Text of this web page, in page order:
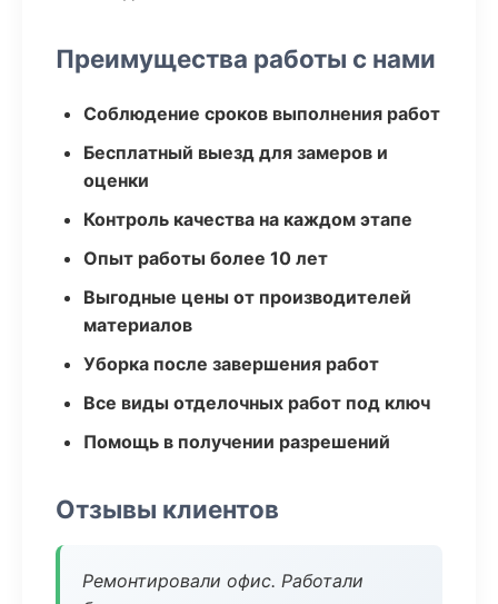
Преимущества работы с нами
Соблюдение сроков выполнения работ
Бесплатный выезд для замеров и
оценки
Контроль качества на каждом этапе
Опыт работы более 10 лет
Выгодные цены от производителей
материалов
Уборка после завершения работ
Все виды отделочных работ под ключ
Помощь в получении разрешений
Отзывы клиентов
Ремонтировали офис. Работали